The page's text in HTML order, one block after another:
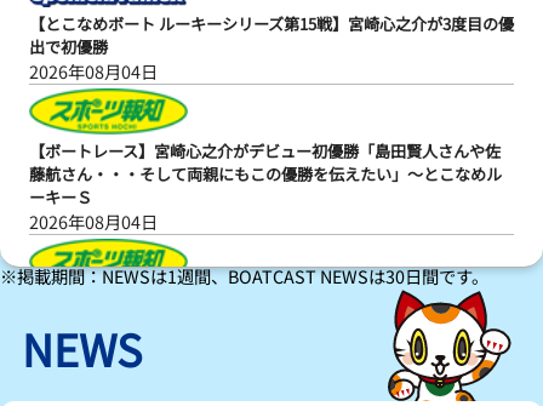
【とこなめボート ルーキーシリーズ第15戦】宮崎心之介が3度目の優
出で初優勝
2026年08月04日
【ボートレース】宮崎心之介がデビュー初優勝「島田賢人さんや佐
藤航さん・・・そして両親にもこの優勝を伝えたい」～とこなめル
ーキーＳ
2026年08月04日
【ボートレース】宮崎心之介が強気でデビュー初Ｖ！次の目標はＡ
１昇格「上の舞台で仕事ができるように努力していきたい」～とこ
なめルーキーＳ
2026年08月04日
※掲載期間：NEWSは1週間、BOATCAST NEWSは30日間です。
NEWS